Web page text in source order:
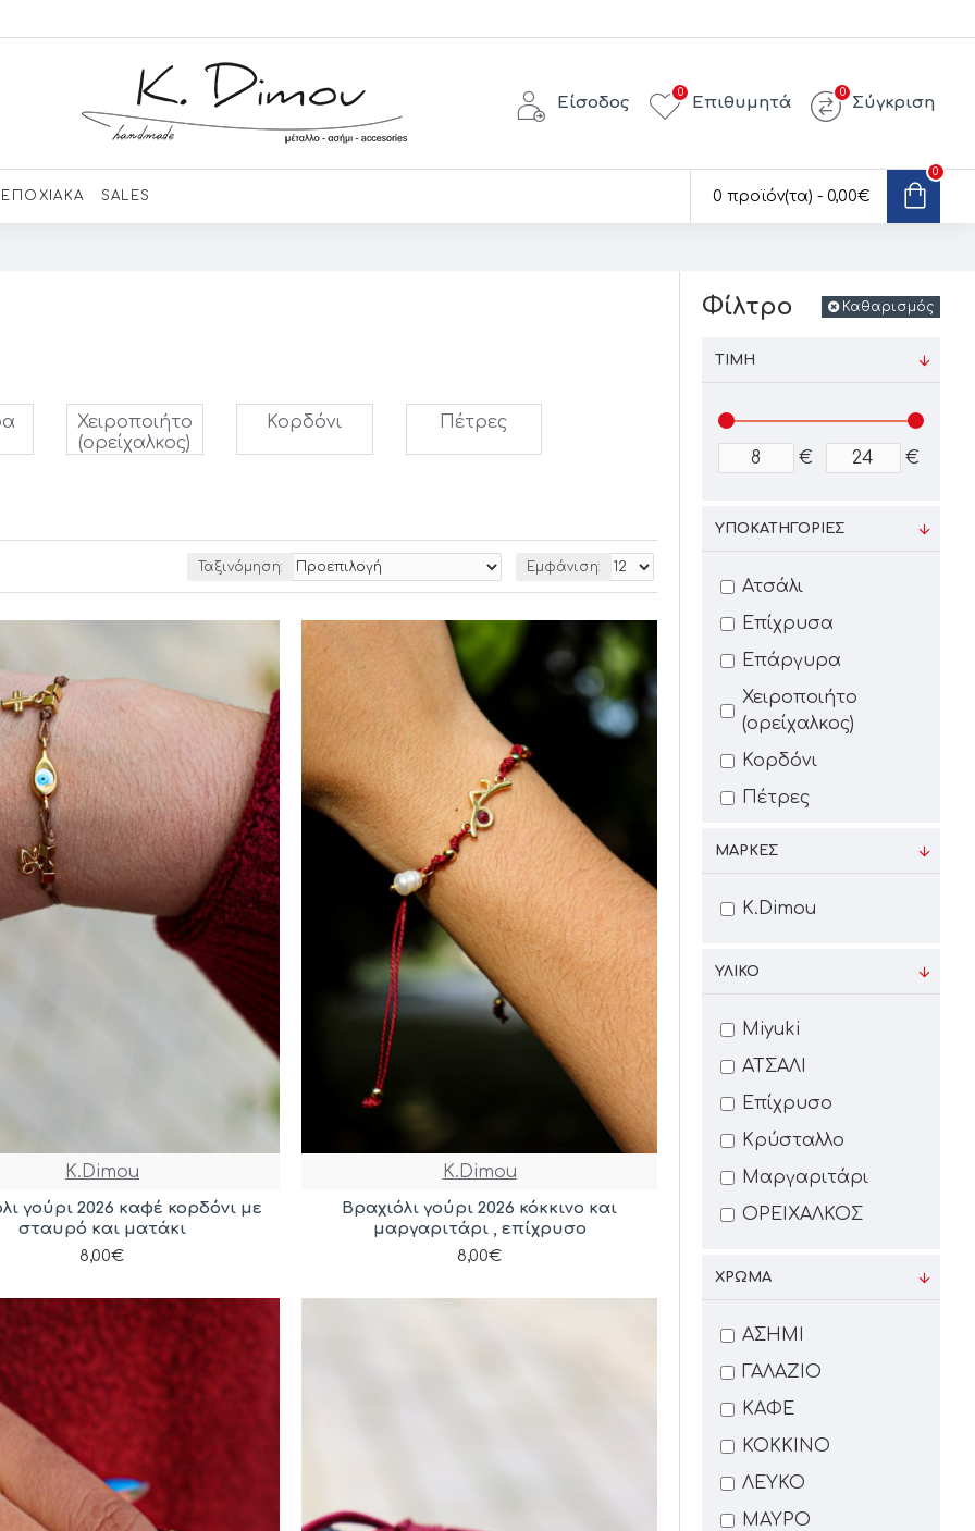
Είσοδος Επιθυμητά
0
Σύγκριση
0
ΕΠΟΧΙΑΚΑ SALES 0 προϊόν(τα) - 0,00€
0
Χειροποιήτο
(ορείχαλκος)
Κορδόνι Πέτρες
Ταξινόμηση: Εμφάνιση:
K.Dimou
γούρι 2026 καφέ κορδόνι με
σταυρό και ματάκι
8,00€
K.Dimou
Βραχιόλι γούρι 2026 κόκκινο και
μαργαριτάρι , επίχρυσο
8,00€
Φίλτρο Καθαρισμός
ΤΙΜΉ
€ €
ΥΠΟΚΑΤΗΓΟΡΊΕΣ
Ατσάλι
Επίχρυσα
Επάργυρα
Χειροποιήτο
(ορείχαλκος)
Κορδόνι
Πέτρες
ΜΆΡΚΕΣ
K.Dimou
ΥΛΙΚΟ
Miyuki
ΑΤΣΑΛΙ
Επίχρυσο
Κρύσταλλο
Μαργαριτάρι
ΟΡΕΙΧΑΛΚΟΣ
ΧΡΩΜΑ
ΑΣΗΜΙ
ΓΑΛΑΖΙΟ
ΚΑΦΕ
ΚΟΚΚΙΝΟ
ΛΕΥΚΟ
ΜΑΥΡΟ